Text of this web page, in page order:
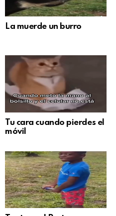
La muerde un burro
Tu cara cuando pierdes el
móvil